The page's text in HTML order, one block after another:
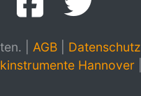
AGB| Datenschutz
Hannover